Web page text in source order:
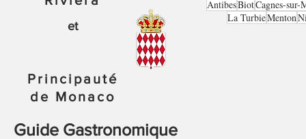
et
Principauté
de Monaco
Guide Gastronomique
AntibesBiotCagnes-sur-
La TurbieMenton